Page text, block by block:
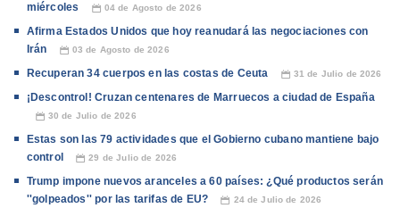
miércoles
📅 04 de Agosto de 2026
Afirma Estados Unidos que hoy reanudará las negociaciones con
Irán
📅 03 de Agosto de 2026
Recuperan 34 cuerpos en las costas de Ceuta 📅 31 de Julio de 2026
¡Descontrol! Cruzan centenares de Marruecos a ciudad de España
📅 30 de Julio de 2026
Estas son las 79 actividades que el Gobierno cubano mantiene bajo
control
📅 29 de Julio de 2026
Trump impone nuevos aranceles a 60 países: ¿Qué productos serán
''golpeados'' por las tarifas de EU?
📅 24 de Julio de 2026